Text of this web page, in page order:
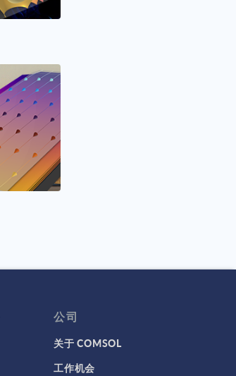
公司
关于 COMSOL
工作机会